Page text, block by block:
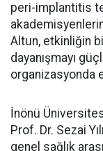
peri-implantitis
Altun, etkinliğin
dayanışmayı
organizasyonda
İnönü
Prof. Dr. Sezai
genel sağlık